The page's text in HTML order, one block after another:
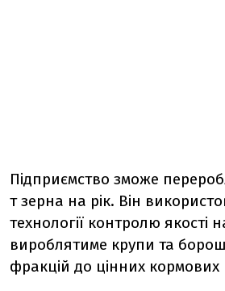
Підприємство зможе
т зерна на рік. Він
технології контролю якості
вироблятиме крупи та
фракцій до цінних кормових